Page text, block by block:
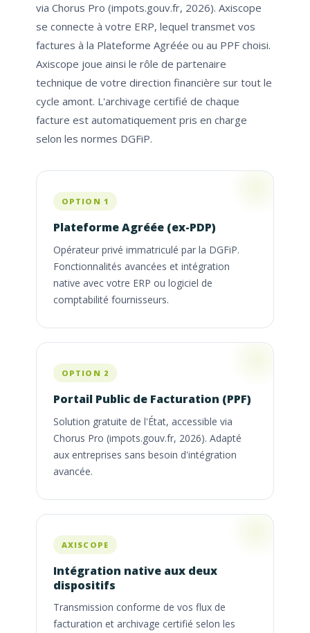
via Chorus Pro (impots.gouv.fr, 2026). Axiscope
se connecte à votre ERP, lequel transmet vos
factures à la Plateforme Agréée ou au PPF choisi.
Axiscope joue ainsi le rôle de partenaire
technique de votre direction financière sur tout le
cycle amont. L'archivage certifié de chaque
facture est automatiquement pris en charge
selon les normes DGFiP.
OPTION 1
Plateforme Agréée (ex-PDP)
Opérateur privé immatriculé par la DGFiP.
Fonctionnalités avancées et intégration
native avec votre ERP ou logiciel de
comptabilité fournisseurs.
OPTION 2
Portail Public de Facturation (PPF)
Solution gratuite de l'État, accessible via
Chorus Pro (impots.gouv.fr, 2026). Adapté
aux entreprises sans besoin d'intégration
avancée.
AXISCOPE
Intégration native aux deux
dispositifs
Transmission conforme de vos flux de
facturation et archivage certifié selon les